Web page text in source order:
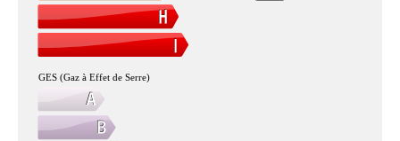
GES (Gaz à Effet de Serre)